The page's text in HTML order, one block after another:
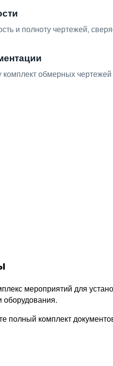
и полноту чертежей,
комплект обмерных
мероприятий для
оборудования.
полный комплект